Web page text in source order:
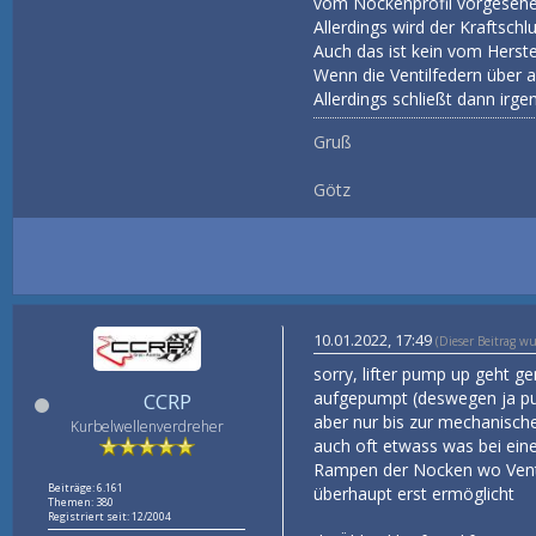
Allerdings wird der
Auch das ist kein vom
Wenn die Ventilfedern über
Allerdings schließt dann
Gruß
Götz
CCRP
Kurbelwellenverdreher
Beiträge: 6.161
Themen: 380
Registriert seit: 12/2004
10.01.2022, 17:49 (Dieser Beitrag
sorry, lifter pump up geht
aufgepumpt (deswegen ja
aber nur bis zur
auch oft etwass was bei
Rampen der Nocken wo
überhaupt erst ermöglicht